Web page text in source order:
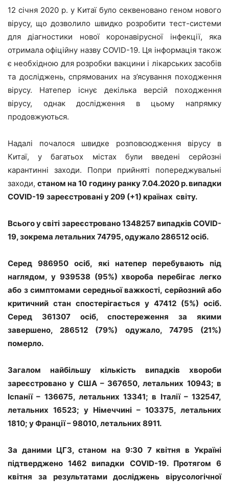
12 січня 2020 р. у Китаї було секвеновано геном нового
вірусу, що дозволило швидко розробити тест-системи
для діагностики нової коронавірусної інфекції, яка
отримала офіційну назву COVID-19. Ця інформація також
є необхідною для розробки вакцини і лікарських засобів
та досліджень, спрямованих на з’ясування походження
вірусу. Натепер існує декілька версій походження
вірусу, однак дослідження в цьому напрямку
продовжуються.
Надалі почалося швидке розповсюдження вірусу в
Китаї, у багатьох містах були введені серйозні
карантинні заходи. Попри прийняті попереджувальні
заходи,станом на 10 годину ранку 7.04.2020 р. випадки
COVID-19 зареєстровані у 209 (+1) країнах світу.
Всього у світі зареєстровано 1348257 випадків COVID-
19, зокрема летальних 74795, одужало 286512 осіб.
Серед 986950 осіб, які натепер перебувають під
наглядом, у 939538 (95%) хвороба перебігає легко
або з симптомами середньої важкості, серйозний або
критичний стан спостерігається у 47412 (5%) осіб.
Серед 361307 осіб, спостереження за якими
завершено, 286512 (79%) одужало, 74795 (21%)
померло.
Загалом найбільшу кількість випадків хвороби
зареєстровано у США – 367650, летальних 10943; в
Іспанії – 136675, летальних 13341; в Італії – 132547,
летальних 16523; у Німеччині – 103375, летальних
1810; у Франції – 98010, летальних 8911.
За даними ЦГЗ, станом на 9:30 7квітня в Україні
підтверджено 1462 випадки COVID-19. Протягом 6
квітня за результатами досліджень вірусологічної